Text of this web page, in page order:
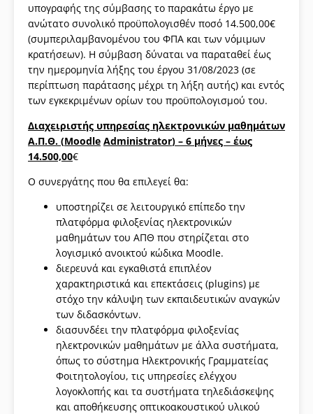
υπογραφής της σύμβασης το παρακάτω έργο με
ανώτατο συνολικό προϋπολογισθέν ποσό 14.500,00€
(συμπεριλαμβανομένου του ΦΠΑ και των νόμιμων
κρατήσεων). Η σύμβαση δύναται να παραταθεί έως
την ημερομηνία λήξης του έργου 31/08/2023 (σε
περίπτωση παράτασης μέχρι τη λήξη αυτής) και εντός
των εγκεκριμένων ορίων του προϋπολογισμού του.
Διαχειριστής υπηρεσίας ηλεκτρονικών μαθημάτων
Α.Π.Θ. (Moodle Administrator) – 6 μήνες – έως
14.500,00€
Ο συνεργάτης που θα επιλεγεί θα:
υποστηρίζει σε λειτουργικό επίπεδο την
πλατφόρμα φιλοξενίας ηλεκτρονικών
μαθημάτων του ΑΠΘ που στηρίζεται στο
λογισμικό ανοικτού κώδικα Moodle.
διερευνά και εγκαθιστά επιπλέον
χαρακτηριστικά και επεκτάσεις (plugins) με
στόχο την κάλυψη των εκπαιδευτικών αναγκών
των διδασκόντων.
διασυνδέει την πλατφόρμα φιλοξενίας
ηλεκτρονικών μαθημάτων με άλλα συστήματα,
όπως το σύστημα Ηλεκτρονικής Γραμματείας
Φοιτητολογίου, τις υπηρεσίες ελέγχου
λογοκλοπής και τα συστήματα τηλεδιάσκεψης
και αποθήκευσης οπτικοακουστικού υλικού